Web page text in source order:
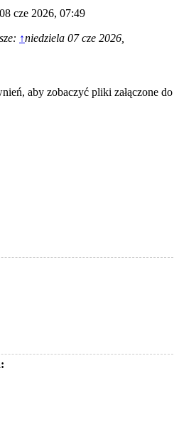
cze 2026, 07:49
↑niedziela 07 cze 2026,
aby zobaczyć pliki załączone do